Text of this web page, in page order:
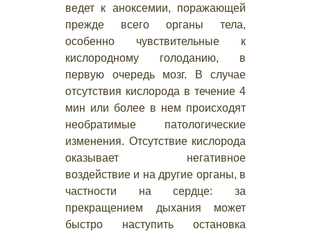
ведет к аноксемии, поражающей
прежде всего органы тела,
особенно чувствительные к
кислородному голоданию, в
первую очередь мозг. В случае
отсутствия кислорода в течение 4
мин или более в нем происходят
необратимые патологические
изменения. Отсутствие кислорода
оказывает негативное
воздействие и на другие органы, в
частности на сердце: за
прекращением дыхания может
быстро наступить остановка